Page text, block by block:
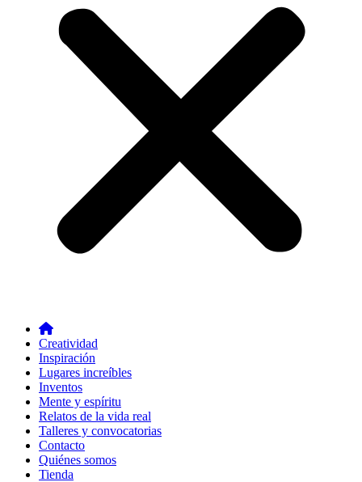
Creatividad
Inspiración
Lugares increíbles
Inventos
Mente y espíritu
Relatos de la vida real
Talleres y convocatorias
Contacto
Quiénes somos
Tienda